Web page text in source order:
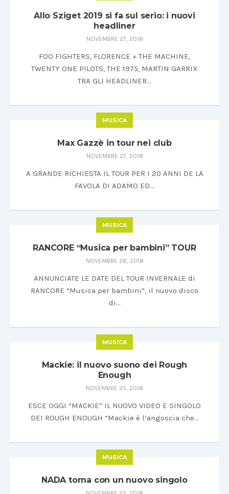
Allo Sziget 2019 si fa sul serio: i nuovi
headliner
NOVEMBRE 27, 2018
FOO FIGHTERS, FLORENCE + THE MACHINE,
TWENTY ONE PILOTS, THE 1975, MARTIN GARRIX
TRA GLI HEADLINER…
MUSICA
Max Gazzè in tour nei club
NOVEMBRE 27, 2018
A GRANDE RICHIESTA IL TOUR PER I 20 ANNI DE LA
FAVOLA DI ADAMO ED…
MUSICA
RANCORE “Musica per bambini” TOUR
NOVEMBRE 26, 2018
ANNUNCIATE LE DATE DEL TOUR INVERNALE di
RANCORE “Musica per bambini”, il nuovo disco
di…
MUSICA
Mackie: il nuovo suono dei Rough
Enough
NOVEMBRE 25, 2018
ESCE OGGI “MACKIE” IL NUOVO VIDEO E SINGOLO
DEI ROUGH ENOUGH “Mackie è l’angoscia che…
MUSICA
NADA torna con un nuovo singolo